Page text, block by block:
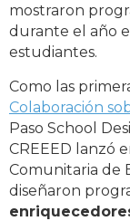
mostraron
durante el año
estudiantes.
Como las
Colaboración
Paso School
CREEED lanzó
Comunitaria de
diseñaron